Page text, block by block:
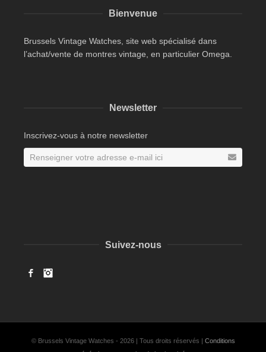
Bienvenue
Brussels Vintage Watches, site web spécialisé dans
l’achat/vente de montres vintage, en particulier Omega.
Newsletter
Inscrivez-vous à notre newsletter
Suivez-nous
Facebook
© Brussels Vintage Watches - 2026 | Tous droits réservés | Conditions